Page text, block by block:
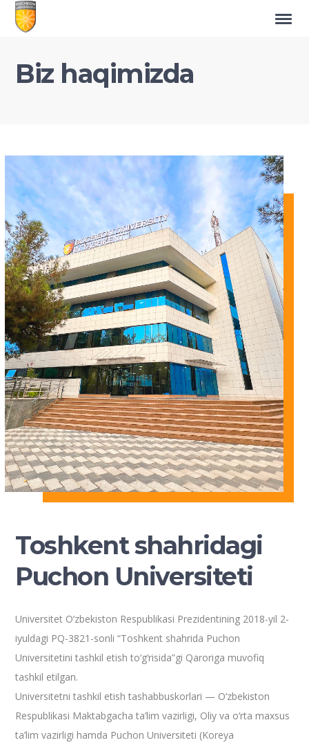
Biz haqimizda
Toshkent shahridagi
Puchon Universiteti
Universitet O‘zbekiston Respublikasi Prezidentining 2018-yil 2-
iyuldagi PQ-3821-sonli “Toshkent shahrida Puchon
Universitetini tashkil etish to‘g‘risida”gi Qaroriga muvofiq
tashkil etilgan.
Universitetni tashkil etish tashabbuskorlari — O‘zbekiston
Respublikasi Maktabgacha ta’lim vazirligi, Oliy va o‘rta maxsus
ta’lim vazirligi hamda Puchon Universiteti (Koreya